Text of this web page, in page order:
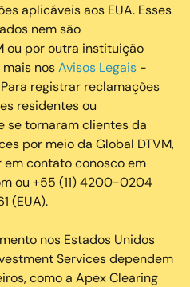
aplicáveis aos EUA. Esses
nem são
ou por outra instituição
nosAvisos Legais -
registrar reclamações
residentes ou
se tornaram clientes da
por meio da Global DTVM,
contato conosco em
ou +55 (11) 4200-0204
(EUA).
nos Estados Unidos
Services dependem
como a Apex Clearing